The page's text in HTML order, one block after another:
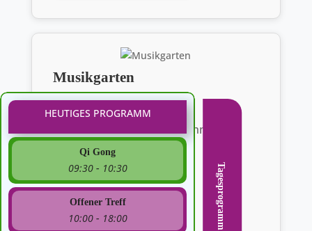
Musikgarten
jeden Donnerstagnachmittag
HEUTIGES PROGRAMM
Qi Gong
09:30 - 10:30
Offener Treff
10:00 - 18:00 Tagesprogramm